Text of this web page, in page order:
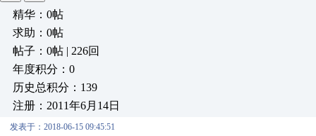
精华：0帖
求助：0帖
帖子：0帖 | 226回
年度积分：0
历史总积分：139
注册：2011年6月14日
发表于：2018-06-15 09:45:51